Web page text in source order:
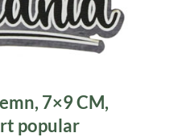
7×9 CM,
popular